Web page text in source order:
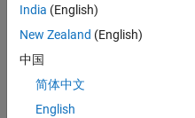
offenen
Stellen
können,
die
Ihren
India (English)
New Zealand (English)
中国
简体中文
English